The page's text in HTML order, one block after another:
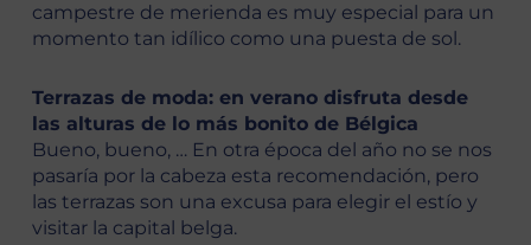
campestre de merienda es muy especial para un
momento tan idílico como una puesta de sol.
Terrazas de moda: en verano disfruta desde
las alturas de lo más bonito de Bélgica
Bueno, bueno, … En otra época del año no se nos
pasaría por la cabeza esta recomendación, pero
las terrazas son una excusa para elegir el estío y
visitar la capital belga.